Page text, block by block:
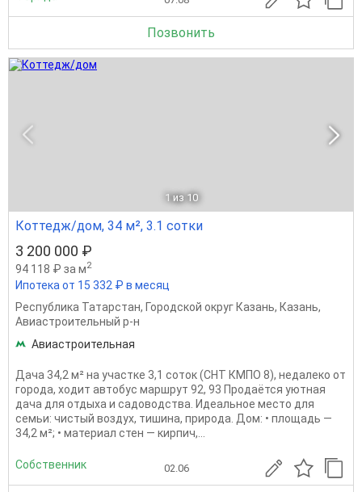
Позвонить
1 из 10
Коттедж/дом, 34 м², 3.1 сотки
3 200 000 ₽
94 118 ₽ за м2
Ипотека от 15 332 ₽ в месяц
Республика Татарстан, Городской округ Казань, Казань,
Авиастроительный р-н
Авиастроительная
Дача 34,2 м² на участке 3,1 соток (СНТ КМПО 8), недалеко от
города, ходит автобус маршрут 92, 93 Продаётся уютная
дача для отдыха и садоводства. Идеальное место для
семьи: чистый воздух, тишина, природа. Дом: • площадь —
34,2 м²; • материал стен — кирпич,...
Собственник 02.06